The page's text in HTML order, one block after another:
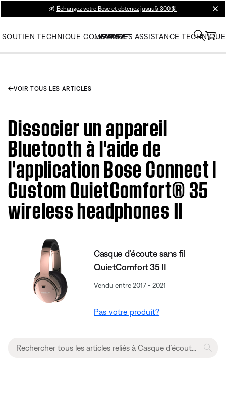
💰 Échangez votre Bose et obtenez jusqu’à 300 $!
SOUTIEN TECHNIQUE COMMANDES ASSISTANCE TECHNIQUE
VOIR TOUS LES ARTICLES
Dissocier un appareil
Bluetooth à l'aide de
l'application Bose Connect |
Custom QuietComfort® 35
wireless headphones II
Casque d’écoute sans fil
QuietComfort 35 II
Vendu entre 2017 - 2021
Pas votre produit?